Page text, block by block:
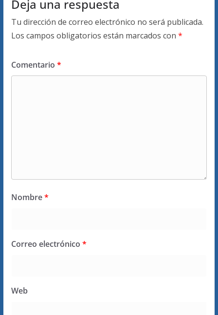
Deja una respuesta
Tu dirección de correo electrónico no será publicada.
Los campos obligatorios están marcados con *
Comentario *
Nombre*
Correo electrónico *
Web